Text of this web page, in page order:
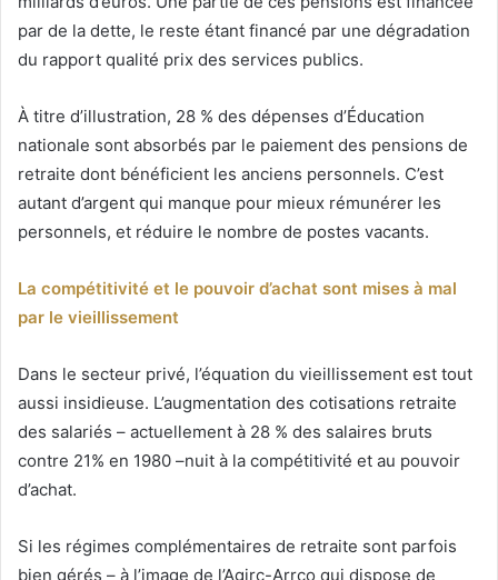
par de la dette, le reste étant financé par une dégradation
du rapport qualité prix des services publics.
À titre d’illustration, 28 % des dépenses d’Éducation
nationale sont absorbés par le paiement des pensions de
retraite dont bénéficient les anciens personnels. C’est
autant d’argent qui manque pour mieux rémunérer les
personnels, et réduire le nombre de postes vacants.
La compétitivité et le pouvoir d’achat sont mises à mal
par le vieillissement
Dans le secteur privé, l’équation du vieillissement est tout
aussi insidieuse. L’augmentation des cotisations retraite
des salariés – actuellement à 28 % des salaires bruts
contre 21% en 1980 –nuit à la compétitivité et au pouvoir
d’achat.
Si les régimes complémentaires de retraite sont parfois
bien gérés – à l’image de l’Agirc-Arrco qui dispose de